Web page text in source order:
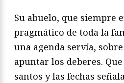
Su abuelo, que siempre
pragmático de toda la
una agenda servía,
apuntar los deberes.
santos y las fechas